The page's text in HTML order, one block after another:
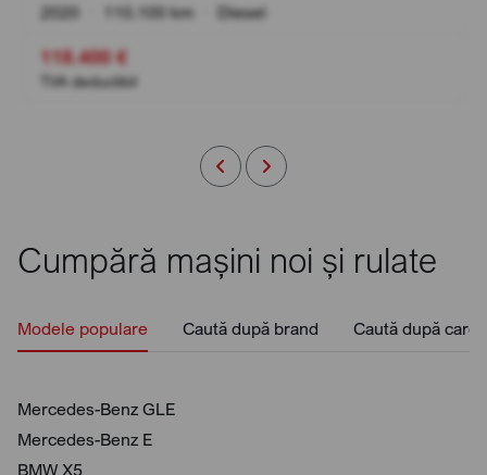
2020 110.100 km Diesel
118.400 €
TVA deductibil
Cumpără mașini noi și rulate
Modele populare Caută după brand Caută după
Mercedes-Benz GLE
Mercedes-Benz E
BMW X5